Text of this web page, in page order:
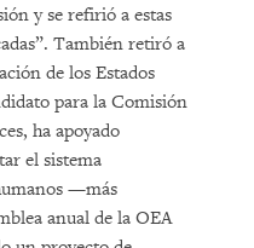
y se refirió a estas
También retiró a
de los Estados
para la Comisión
ha apoyado
el sistema
—más
anual de la OEA